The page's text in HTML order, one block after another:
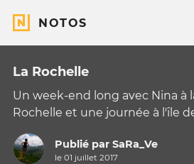
NOTOS
La Rochelle
Un week-end long avec Nina à
Rochelle et une journée à l'île
Publié parSaRa_Ve
le 01 juillet 2017